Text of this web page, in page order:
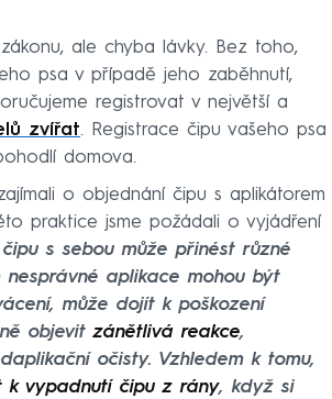
ale chyba lávky. Bez toho,
psa v případě jeho zaběhnutí,
registrovat v největší a
zvířat. Registrace čipu vašeho psa
domova.
o objednání čipu s aplikátorem
praktice jsme požádali o vyjádření
s sebou může přinést různé
aplikace mohou být
může dojít k poškození
objevitzánětlivá reakce,
očisty. Vzhledem k tomu,
k vypadnutí čipu z rány, když si